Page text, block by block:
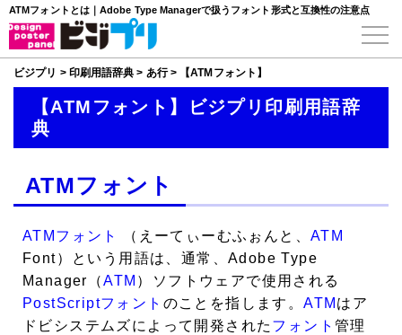
ATMフォントとは｜Adobe Type Managerで扱うフォント形式と互換性の注意点
ビジプリ > 印刷用語辞典 > あ行> 【ATMフォント】
【ATMフォント】ビジプリ印刷用語辞
典
ATMフォント
ATMフォント （えーてぃーむふぉんと、ATM
Font）という用語は、通常、Adobe Type
Manager（ATM ）ソフトウェアで使用される
PostScriptフォント のことを指します。ATM はア
ドビシステムズによって開発された フォント管理